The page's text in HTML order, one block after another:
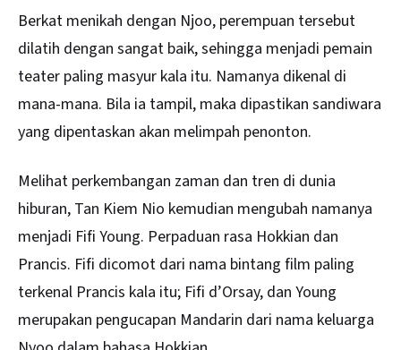
Berkat menikah dengan Njoo, perempuan tersebut
dilatih dengan sangat baik, sehingga menjadi pemain
teater paling masyur kala itu. Namanya dikenal di
mana-mana. Bila ia tampil, maka dipastikan sandiwara
yang dipentaskan akan melimpah penonton.
Melihat perkembangan zaman dan tren di dunia
hiburan, Tan Kiem Nio kemudian mengubah namanya
menjadi Fifi Young. Perpaduan rasa Hokkian dan
Prancis. Fifi dicomot dari nama bintang film paling
terkenal Prancis kala itu; Fifi d’Orsay, dan Young
merupakan pengucapan Mandarin dari nama keluarga